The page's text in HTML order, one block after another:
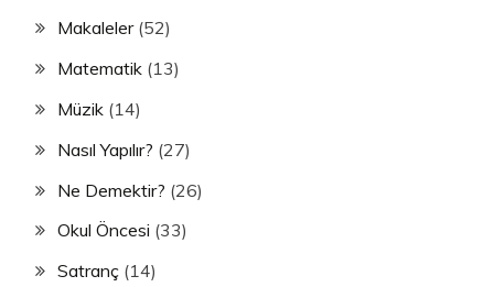
Makaleler(52)
Matematik (13)
Müzik (14)
Nasıl Yapılır? (27)
Ne Demektir? (26)
Okul Öncesi (33)
Satranç (14)